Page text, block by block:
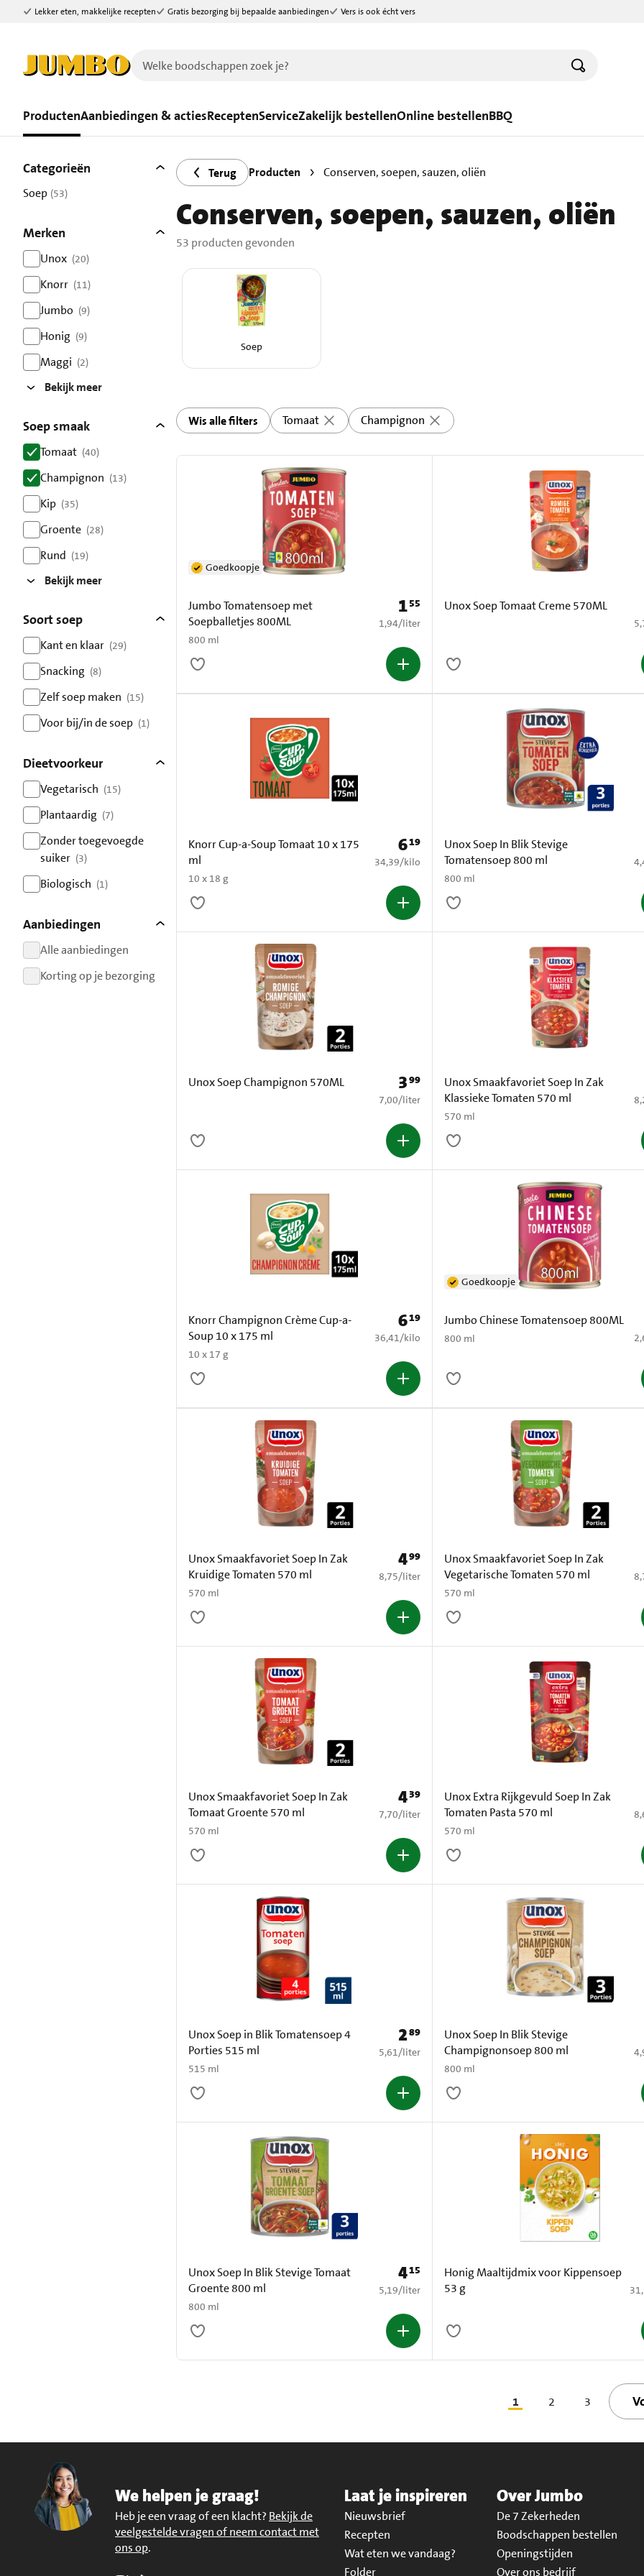
Ga naar zoeken
Ga naar hoofdinhoud
Lekker eten, makkelijke recepten Gratis bezorging bij bepaalde aanbiedingen Vers is ook écht vers
ProductenAanbiedingen & actiesReceptenServiceZakelijk bestellenOnline bestellenBBQ
53 producten gevonden.
Filters
Categorieën
Soep (53)
Merken
Unox (20)
resultaten
Knorr (11)
resultaten
Jumbo (9)
resultaten
Honig (9)
resultaten
Maggi (2)
Bekijk meer
Soep smaak
Tomaat (40)
resultaten
Champignon (13)
resultaten
Kip (35)
resultaten
Groente (28)
resultaten
Rund (19)
Bekijk meer
Soort soep
Kant en klaar (29)
resultaten
Snacking (8)
resultaten
Zelf soep maken (15)
resultaten
Voor bij/in de soep (1)
Dieetvoorkeur
Vegetarisch (15)
resultaten
Plantaardig (7)
resultaten
Zonder toegevoegde
suiker (3)
resultaten
Biologisch (1)
Aanbiedingen
Alle aanbiedingen
resultaten
Korting op je bezorging
Terug Producten Conserven, soepen, sauzen, oliën
Conserven, soepen, sauzen, oliën
53 producten gevonden
Soep
Wis alle filters Tomaat Champignon
Jumbo Tomatensoep met
Soepballetjes 800ML
800 ml
Goedkoopje
Prijs: € 1,55
155
€ 1,94 per liter
1,94/liter
Unox Soep Tomaat Creme 570ML
€
Knorr Cup-a-Soup Tomaat 10 x 175
ml
10 x 18 g
Prijs: € 6,19
619
€ 34,39 per kilo
34,39/kilo
Unox Soep In Blik Stevige
Tomatensoep 800 ml
800 ml
€
Unox Soep Champignon 570ML Prijs: € 3,99
399
€ 7,00 per liter
7,00/liter
Unox Smaakfavoriet Soep In Zak
Klassieke Tomaten 570 ml
570 ml
€
Knorr Champignon Crème Cup-a-
Soup 10 x 175 ml
10 x 17 g
Prijs: € 6,19
619
€ 36,41 per kilo
36,41/kilo
Jumbo Chinese Tomatensoep 800ML
800 ml
Goedkoopje
€
Unox Smaakfavoriet Soep In Zak
Kruidige Tomaten 570 ml
570 ml
Prijs: € 4,99
499
€ 8,75 per liter
8,75/liter
Unox Smaakfavoriet Soep In Zak
Vegetarische Tomaten 570 ml
570 ml
€
Unox Smaakfavoriet Soep In Zak
Tomaat Groente 570 ml
570 ml
Prijs: € 4,39
439
€ 7,70 per liter
7,70/liter
Unox Extra Rijkgevuld Soep In Zak
Tomaten Pasta 570 ml
570 ml
€
Unox Soep in Blik Tomatensoep 4
Porties 515 ml
515 ml
Prijs: € 2,89
289
€ 5,61 per liter
5,61/liter
Unox Soep In Blik Stevige
Champignonsoep 800 ml
800 ml
€
Unox Soep In Blik Stevige Tomaat
Groente 800 ml
800 ml
Prijs: € 4,15
415
€ 5,19 per liter
5,19/liter
Honig Maaltijdmix voor Kippensoep
53 g
€
1 2 3
We helpen je graag!
Heb je een vraag of een klacht? Bekijk de
veelgestelde vragen of neem contact met
ons op.
Laat je inspireren
Nieuwsbrief
Recepten
Wat eten we vandaag?
Folder
Over Jumbo
De 7 Zekerheden
Boodschappen bestellen
Openingstijden
Over ons bedrijf